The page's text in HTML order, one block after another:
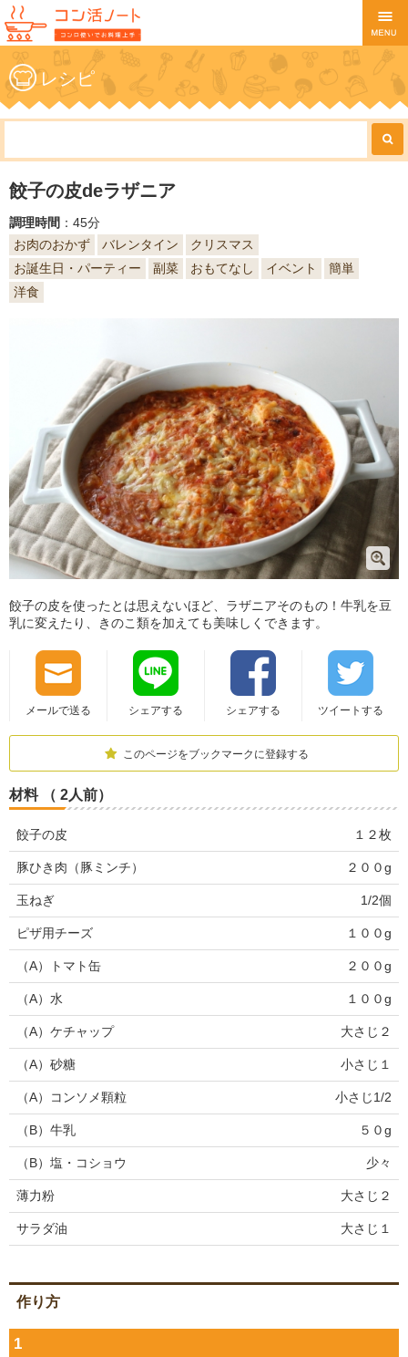
レシピ
餃子の皮deラザニア
調理時間 ：45分
お肉のおかず
バレンタイン
クリスマス
お誕生日・パーティー
副菜 おもてなし イベント
簡単
洋食
餃子の皮を使ったとは思えないほど、ラザニアそのもの！牛乳を豆
乳に変えたり、きのこ類を加えても美味しくできます。
メールで送る シェアする シェアする ツイートする
このページをブックマークに登録する
材料 （ 2人前）
餃子の皮 １２枚
豚ひき肉（豚ミンチ） ２００g
玉ねぎ 1/2個
ピザ用チーズ １００g
（A）トマト缶 ２００g
（A）水 １００g
（A）ケチャップ 大さじ２
（A）砂糖 小さじ１
（A）コンソメ顆粒 小さじ1/2
（B）牛乳 ５０g
（B）塩・コショウ 少々
薄力粉 大さじ２
サラダ油 大さじ１
作り方
1